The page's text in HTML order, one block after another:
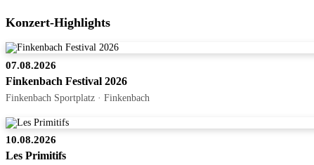
Konzert-Highlights
07.08.2026
Finkenbach Festival 2026
Finkenbach Sportplatz · Finkenbach
10.08.2026
Les Primitifs